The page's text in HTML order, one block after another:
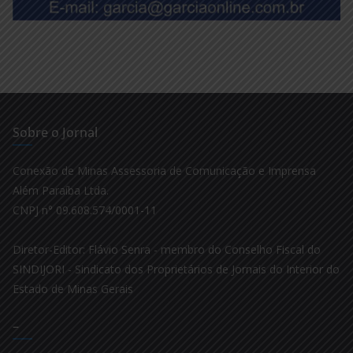
Sobre o Jornal
Conexão de Minas Assessoria de Comunicação e Imprensa
Além Paraíba Ltda.
CNPJ n° 09.608.574/0001-11
Diretor-Editor: Flávio Senra - membro do Conselho Fiscal do
SINDIJORI - Sindicato dos Proprietários de Jornais do Interior do
Estado de Minas Gerais
–